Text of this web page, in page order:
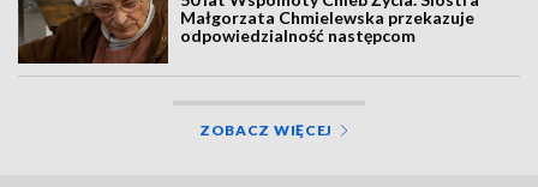
Małgorzata Chmielewska przekazuje
odpowiedzialność następcom
ZOBACZ WIĘCEJ